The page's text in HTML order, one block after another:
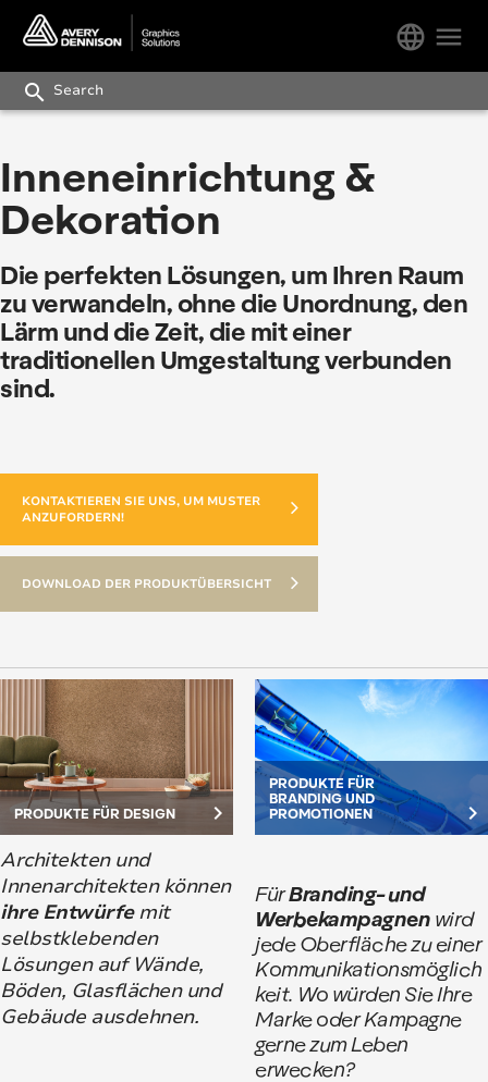
menu
language
search
Inneneinrichtung &
Dekoration
Die perfekten Lösungen, um Ihren Raum
zu verwandeln, ohne die Unordnung, den
Lärm und die Zeit, die mit einer
traditionellen Umgestaltung verbunden
sind.
KONTAKTIEREN SIE UNS, UM MUSTER
ANZUFORDERN!
DOWNLOAD DER PRODUKTÜBERSICHT
PRODUKTE FÜR DESIGN
keyboard_arrow_right
Architekten und
Innenarchitekten können
ihre Entwürfemit
selbstklebenden
Lösungen auf Wände,
Böden, Glasflächen und
Gebäude ausdehnen.
PRODUKTE FÜR
BRANDING UND
PROMOTIONEN
keyboard_arrow_right
FürBranding- und
Werbekampagnen wird
jede Oberfläche zu einer
Kommunikationsmöglich
keit. Wo würden Sie Ihre
Marke oder Kampagne
gerne zum Leben
erwecken?